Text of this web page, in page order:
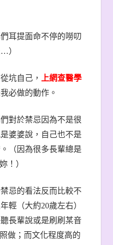
耳提面命不停的嘮叨
…）
坑自己，
上網查醫學
必做的動作。
對於禁忌因為不是很
婆婆說，自己也不是
（因為很多長輩總是
！）
忌的看法反而比較不
輕（大約20歲左右）
長輩說或是刷刷某音
做；而文化程度高的